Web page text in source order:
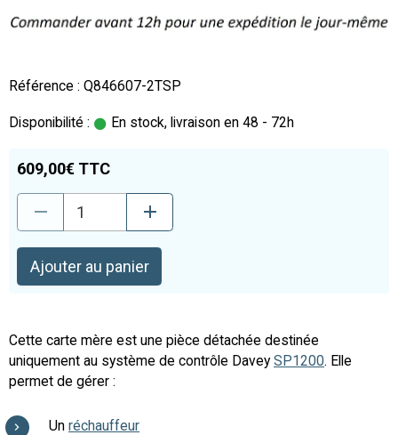
Référence : Q846607-2TSP
Disponibilité : En stock, livraison en 48 - 72h
609,00€ TTC
Ajouter au panier
Cette carte mère est une pièce détachée destinée
uniquement au système de contrôle DaveySP1200. Elle
permet de gérer :
Un réchauffeur